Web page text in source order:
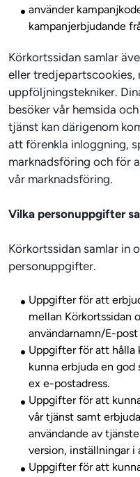
använder
kampanjerbjudande
Körkortssidan samlar
eller tredjepartscookies,
uppföljningstekniker.
besöker vår hemsida
tjänst kan därigenom
att förenkla inloggning,
marknadsföring och för
vår marknadsföring.
Vilka personuppgifter
Körkortssidan samlar in
Uppgifter för att
mellan Körkortssidan
användarnamn/E-
Uppgifter för att hålla
kunna erbjuda en
ex e-postadress.
Uppgifter för att
vår tjänst samt
användande av
version, inställningar i
Uppgifter för att